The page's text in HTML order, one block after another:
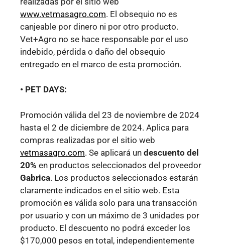
www.vetmasagro.com. El obsequio no es
canjeable por dinero ni por otro producto.
Vet+Agro no se hace responsable por el uso
indebido, pérdida o daño del obsequio
entregado en el marco de esta promoción.
• PET DAYS:
Promoción válida del 23 de noviembre de 2024
hasta el 2 de diciembre de 2024. Aplica para
compras realizadas por el sitio web
vetmasagro.com. Se aplicará un descuento del
20% en productos seleccionados del proveedor
Gabrica. Los productos seleccionados estarán
claramente indicados en el sitio web. Esta
promoción es válida solo para una transacción
por usuario y con un máximo de 3 unidades por
producto. El descuento no podrá exceder los
$170,000 pesos en total, independientemente